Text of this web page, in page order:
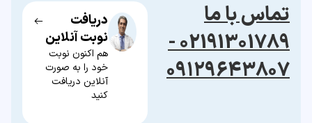
تماس با ما
02191301789 -
۰۹۱۲۹۶۴۳۸۰۷
دریافت
نوبت آنلاین
هم اکنون نوبت
خود را به صورت
آنلاین دریافت
کنید